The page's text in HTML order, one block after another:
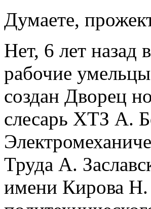
Думаете,
Нет, 6 лет назад
рабочие
создан Дворец
слесарь ХТЗ А.
Труда А.
имени Кирова Н.